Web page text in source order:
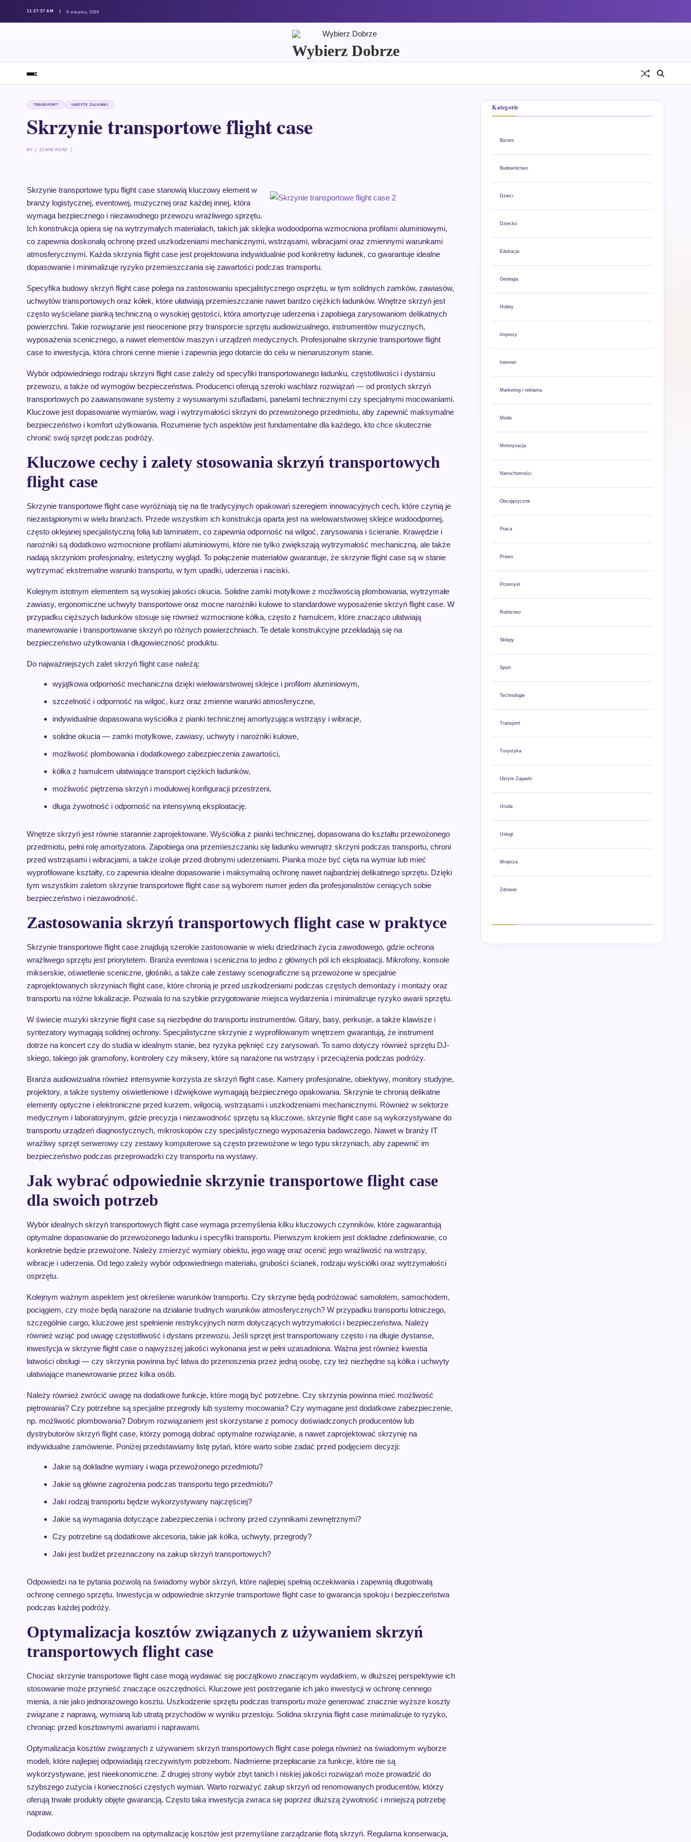
11:27:38 AM 9 sierpnia, 2026
Wybierz Dobrze
TRANSPORT UKRYTE ZAJAWKI
Skrzynie transportowe flight case
BY 12 MIN READ
Skrzynie transportowe typu flight case stanowią kluczowy element w
branży logistycznej, eventowej, muzycznej oraz każdej innej, która
wymaga bezpiecznego i niezawodnego przewozu wrażliwego sprzętu.
Ich konstrukcja opiera się na wytrzymałych materiałach, takich jak sklejka wodoodporna wzmocniona profilami aluminiowymi,
co zapewnia doskonałą ochronę przed uszkodzeniami mechanicznymi, wstrząsami, wibracjami oraz zmiennymi warunkami
atmosferycznymi. Każda skrzynia flight case jest projektowana indywidualnie pod konkretny ładunek, co gwarantuje idealne
dopasowanie i minimalizuje ryzyko przemieszczania się zawartości podczas transportu.
Specyfika budowy skrzyń flight case polega na zastosowaniu specjalistycznego osprzętu, w tym solidnych zamków, zawiasów,
uchwytów transportowych oraz kółek, które ułatwiają przemieszczanie nawet bardzo ciężkich ładunków. Wnętrze skrzyń jest
często wyścielane pianką techniczną o wysokiej gęstości, która amortyzuje uderzenia i zapobiega zarysowaniom delikatnych
powierzchni. Takie rozwiązanie jest nieocenione przy transporcie sprzętu audiowizualnego, instrumentów muzycznych,
wyposażenia scenicznego, a nawet elementów maszyn i urządzeń medycznych. Profesjonalne skrzynie transportowe flight
case to inwestycja, która chroni cenne mienie i zapewnia jego dotarcie do celu w nienaruszonym stanie.
Wybór odpowiedniego rodzaju skrzyni flight case zależy od specyfiki transportowanego ładunku, częstotliwości i dystansu
przewozu, a także od wymogów bezpieczeństwa. Producenci oferują szeroki wachlarz rozwiązań — od prostych skrzyń
transportowych po zaawansowane systemy z wysuwanymi szufladami, panelami technicznymi czy specjalnymi mocowaniami.
Kluczowe jest dopasowanie wymiarów, wagi i wytrzymałości skrzyni do przewożonego przedmiotu, aby zapewnić maksymalne
bezpieczeństwo i komfort użytkowania. Rozumienie tych aspektów jest fundamentalne dla każdego, kto chce skutecznie
chronić swój sprzęt podczas podróży.
Kluczowe cechy i zalety stosowania skrzyń transportowych
flight case
Skrzynie transportowe flight case wyróżniają się na tle tradycyjnych opakowań szeregiem innowacyjnych cech, które czynią je
niezastąpionymi w wielu branżach. Przede wszystkim ich konstrukcja oparta jest na wielowarstwowej sklejce wodoodpornej,
często oklejanej specjalistyczną folią lub laminatem, co zapewnia odporność na wilgoć, zarysowania i ścieranie. Krawędzie i
narożniki są dodatkowo wzmocnione profilami aluminiowymi, które nie tylko zwiększają wytrzymałość mechaniczną, ale także
nadają skrzyniom profesjonalny, estetyczny wygląd. To połączenie materiałów gwarantuje, że skrzynie flight case są w stanie
wytrzymać ekstremalne warunki transportu, w tym upadki, uderzenia i naciski.
Kolejnym istotnym elementem są wysokiej jakości okucia. Solidne zamki motylkowe z możliwością plombowania, wytrzymałe
zawiasy, ergonomiczne uchwyty transportowe oraz mocne narożniki kulowe to standardowe wyposażenie skrzyń flight case. W
przypadku cięższych ładunków stosuje się również wzmocnione kółka, często z hamulcem, które znacząco ułatwiają
manewrowanie i transportowanie skrzyń po różnych powierzchniach. Te detale konstrukcyjne przekładają się na
bezpieczeństwo użytkowania i długowieczność produktu.
Do najważniejszych zalet skrzyń flight case należą:
wyjątkowa odporność mechaniczna dzięki wielowarstwowej sklejce i profilom aluminiowym,
szczelność i odporność na wilgoć, kurz oraz zmienne warunki atmosferyczne,
indywidualnie dopasowana wyściółka z pianki technicznej amortyzująca wstrząsy i wibracje,
solidne okucia — zamki motylkowe, zawiasy, uchwyty i narożniki kulowe,
możliwość plombowania i dodatkowego zabezpieczenia zawartości,
kółka z hamulcem ułatwiające transport ciężkich ładunków,
możliwość piętrzenia skrzyń i modułowej konfiguracji przestrzeni,
długa żywotność i odporność na intensywną eksploatację.
Wnętrze skrzyń jest równie starannie zaprojektowane. Wyściółka z pianki technicznej, dopasowana do kształtu przewożonego
przedmiotu, pełni rolę amortyzatora. Zapobiega ona przemieszczaniu się ładunku wewnątrz skrzyni podczas transportu, chroni
przed wstrząsami i wibracjami, a także izoluje przed drobnymi uderzeniami. Pianka może być cięta na wymiar lub mieć
wyprofilowane kształty, co zapewnia idealne dopasowanie i maksymalną ochronę nawet najbardziej delikatnego sprzętu. Dzięki
tym wszystkim zaletom skrzynie transportowe flight case są wyborem numer jeden dla profesjonalistów ceniących sobie
bezpieczeństwo i niezawodność.
Zastosowania skrzyń transportowych flight case w praktyce
Skrzynie transportowe flight case znajdują szerokie zastosowanie w wielu dziedzinach życia zawodowego, gdzie ochrona
wrażliwego sprzętu jest priorytetem. Branża eventowa i sceniczna to jedno z głównych pól ich eksploatacji. Mikrofony, konsole
mikserskie, oświetlenie sceniczne, głośniki, a także całe zestawy scenograficzne są przewożone w specjalnie
zaprojektowanych skrzyniach flight case, które chronią je przed uszkodzeniami podczas częstych demontaży i montaży oraz
transportu na różne lokalizacje. Pozwala to na szybkie przygotowanie miejsca wydarzenia i minimalizuje ryzyko awarii sprzętu.
W świecie muzyki skrzynie flight case są niezbędne do transportu instrumentów. Gitary, basy, perkusje, a także klawisze i
syntezatory wymagają solidnej ochrony. Specjalistyczne skrzynie z wyprofilowanym wnętrzem gwarantują, że instrument
dotrze na koncert czy do studia w idealnym stanie, bez ryzyka pęknięć czy zarysowań. To samo dotyczy również sprzętu DJ-
skiego, takiego jak gramofony, kontrolery czy miksery, które są narażone na wstrząsy i przeciążenia podczas podróży.
Branża audiowizualna również intensywnie korzysta ze skrzyń flight case. Kamery profesjonalne, obiektywy, monitory studyjne,
projektory, a także systemy oświetleniowe i dźwiękowe wymagają bezpiecznego opakowania. Skrzynie te chronią delikatne
elementy optyczne i elektroniczne przed kurzem, wilgocią, wstrząsami i uszkodzeniami mechanicznymi. Również w sektorze
medycznym i laboratoryjnym, gdzie precyzja i niezawodność sprzętu są kluczowe, skrzynie flight case są wykorzystywane do
transportu urządzeń diagnostycznych, mikroskopów czy specjalistycznego wyposażenia badawczego. Nawet w branży IT
wrażliwy sprzęt serwerowy czy zestawy komputerowe są często przewożone w tego typu skrzyniach, aby zapewnić im
bezpieczeństwo podczas przeprowadzki czy transportu na wystawy.
Jak wybrać odpowiednie skrzynie transportowe flight case
dla swoich potrzeb
Wybór idealnych skrzyń transportowych flight case wymaga przemyślenia kilku kluczowych czynników, które zagwarantują
optymalne dopasowanie do przewożonego ładunku i specyfiki transportu. Pierwszym krokiem jest dokładne zdefiniowanie, co
konkretnie będzie przewożone. Należy zmierzyć wymiary obiektu, jego wagę oraz ocenić jego wrażliwość na wstrząsy,
wibracje i uderzenia. Od tego zależy wybór odpowiedniego materiału, grubości ścianek, rodzaju wyściółki oraz wytrzymałości
osprzętu.
Kolejnym ważnym aspektem jest określenie warunków transportu. Czy skrzynie będą podróżować samolotem, samochodem,
pociągiem, czy może będą narażone na działanie trudnych warunków atmosferycznych? W przypadku transportu lotniczego,
szczególnie cargo, kluczowe jest spełnienie restrykcyjnych norm dotyczących wytrzymałości i bezpieczeństwa. Należy
również wziąć pod uwagę częstotliwość i dystans przewozu. Jeśli sprzęt jest transportowany często i na długie dystanse,
inwestycja w skrzynie flight case o najwyższej jakości wykonania jest w pełni uzasadniona. Ważna jest również kwestia
łatwości obsługi — czy skrzynia powinna być łatwa do przenoszenia przez jedną osobę, czy też niezbędne są kółka i uchwyty
ułatwiające manewrowanie przez kilka osób.
Należy również zwrócić uwagę na dodatkowe funkcje, które mogą być potrzebne. Czy skrzynia powinna mieć możliwość
piętrowania? Czy potrzebne są specjalne przegrody lub systemy mocowania? Czy wymagane jest dodatkowe zabezpieczenie,
np. możliwość plombowania? Dobrym rozwiązaniem jest skorzystanie z pomocy doświadczonych producentów lub
dystrybutorów skrzyń flight case, którzy pomogą dobrać optymalne rozwiązanie, a nawet zaprojektować skrzynię na
indywidualne zamówienie. Poniżej przedstawiamy listę pytań, które warto sobie zadać przed podjęciem decyzji:
Jakie są dokładne wymiary i waga przewożonego przedmiotu?
Jakie są główne zagrożenia podczas transportu tego przedmiotu?
Jaki rodzaj transportu będzie wykorzystywany najczęściej?
Jakie są wymagania dotyczące zabezpieczenia i ochrony przed czynnikami zewnętrznymi?
Czy potrzebne są dodatkowe akcesoria, takie jak kółka, uchwyty, przegrody?
Jaki jest budżet przeznaczony na zakup skrzyń transportowych?
Odpowiedzi na te pytania pozwolą na świadomy wybór skrzyń, które najlepiej spełnią oczekiwania i zapewnią długotrwałą
ochronę cennego sprzętu. Inwestycja w odpowiednie skrzynie transportowe flight case to gwarancja spokoju i bezpieczeństwa
podczas każdej podróży.
Optymalizacja kosztów związanych z używaniem skrzyń
transportowych flight case
Chociaż skrzynie transportowe flight case mogą wydawać się początkowo znaczącym wydatkiem, w dłuższej perspektywie ich
stosowanie może przynieść znaczące oszczędności. Kluczowe jest postrzeganie ich jako inwestycji w ochronę cennego
mienia, a nie jako jednorazowego kosztu. Uszkodzenie sprzętu podczas transportu może generować znacznie wyższe koszty
związane z naprawą, wymianą lub utratą przychodów w wyniku przestoju. Solidna skrzynia flight case minimalizuje to ryzyko,
chroniąc przed kosztownymi awariami i naprawami.
Optymalizacja kosztów związanych z używaniem skrzyń transportowych flight case polega również na świadomym wyborze
modeli, które najlepiej odpowiadają rzeczywistym potrzebom. Nadmierne przepłacanie za funkcje, które nie są
wykorzystywane, jest nieekonomiczne. Z drugiej strony wybór zbyt tanich i niskiej jakości rozwiązań może prowadzić do
szybszego zużycia i konieczności częstych wymian. Warto rozważyć zakup skrzyń od renomowanych producentów, którzy
oferują trwałe produkty objęte gwarancją. Często taka inwestycja zwraca się poprzez dłuższą żywotność i mniejszą potrzebę
napraw.
Dodatkowo dobrym sposobem na optymalizację kosztów jest przemyślane zarządzanie flotą skrzyń. Regularna konserwacja,
Kategorie
Biznes
Budownictwo
Dzieci
Dziecko
Edukacja
Geologia
Hobby
Imprezy
Internet
Marketing i reklama
Moda
Motoryzacja
Nieruchomości
Obcojęzyczne
Praca
Prawo
Przemysł
Rolnictwo
Sklepy
Sport
Technologie
Transport
Turystyka
Ukryte Zajawki
Uroda
Usługi
Wnętrza
Zdrowie